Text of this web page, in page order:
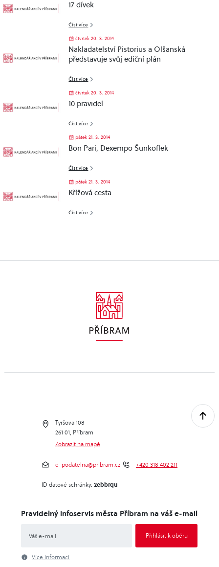
17 dívek
Číst více
čtvrtek 20. 3. 2014
Nakladatelství Pistorius a Olšanská
představuje svůj ediční plán
Číst více
čtvrtek 20. 3. 2014
10 pravidel
Číst více
pátek 21. 3. 2014
Bon Pari, Dexempo Šunkoflek
Číst více
pátek 21. 3. 2014
Křížová cesta
Číst více
Tyršova 108
261 01, Příbram
Zobrazit na mapě
e-podatelna@pribram.cz +420 318 402 211
ID datové schránky: 2ebbrqu
Pravidelný infoservis města Příbram na váš e-mail
Více informací